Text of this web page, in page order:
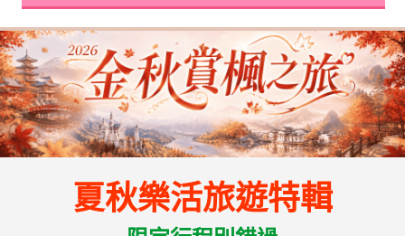
夏秋樂活旅遊特輯